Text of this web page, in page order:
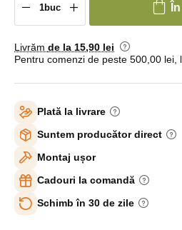
Livrăm de la 15,90 lei
Pentru comenzi de peste 500,00 lei,
Plată la livrare
Suntem producător direct
Montaj ușor
Cadouri la comandă
Schimb în 30 de zile